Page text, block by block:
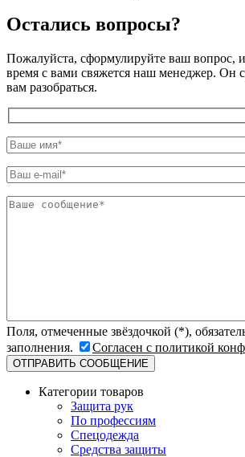
Остались вопросы?
Пожалуйста, сформулируйте ваш вопрос,
время с вами свяжется наш менеджер. Он
вам разобраться.
Поля, отмеченные звёздочкой (*),
заполнения.
Согласен с политикой
Категории товаров
Защита рук
По профессиям
Спецодежда
Средства защиты